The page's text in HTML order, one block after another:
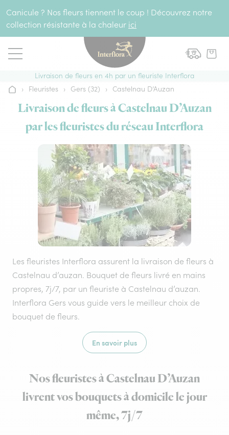
Canicule ? Nos fleurs tiennent le coup ! Découvrez notre
collection résistante à la chaleur ici
Livraison de fleurs en 4h par un fleuriste Interflora
Accueil
› Fleuristes › Gers (32) › Castelnau D’Auzan
Livraison de fleurs à Castelnau D’Auzan
par les fleuristes du réseau Interflora
Les fleuristes Interflora assurent la livraison de fleurs à
Castelnau d’auzan. Bouquet de fleurs livré en mains
propres, 7j/7, par un fleuriste à Castelnau d’auzan.
Interflora Gers vous guide vers le meilleur choix de
bouquet de fleurs.
En savoir plus
Nos fleuristes à Castelnau D’Auzan
livrent vos bouquets à domicile le jour
même, 7j/7